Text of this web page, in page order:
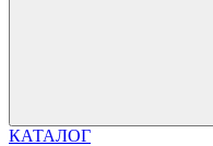
КАТАЛОГ